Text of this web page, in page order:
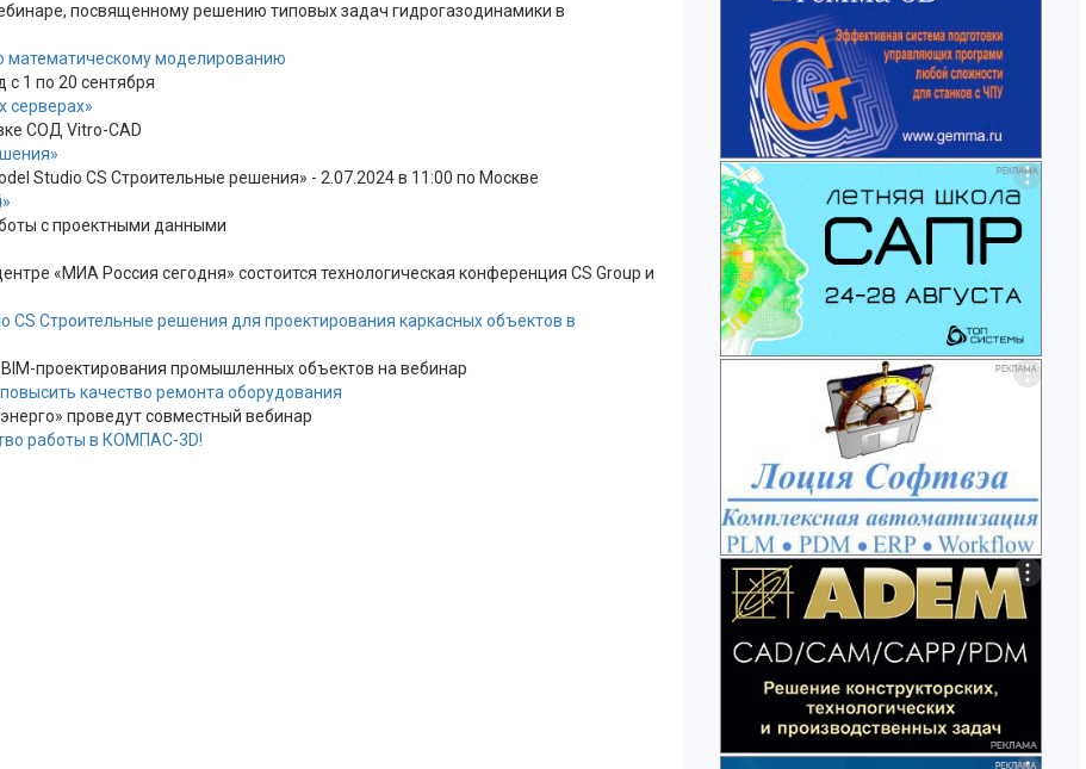
посвященному решению типовых задач гидрогазодинамики в
математическому моделированию
с 1 по 20 сентября
серверах»
СОД Vitro-CAD
Studio CS Строительные решения» - 2.07.2024 в 11:00 по Москве
с проектными данными
«МИА Россия сегодня» состоится технологическая конференция CS Group и
Строительные решения для проектирования каркасных объектов в
проектирования промышленных объектов на вебинар
качество ремонта оборудования
проведут совместный вебинар
работы в КОМПАС-3D!